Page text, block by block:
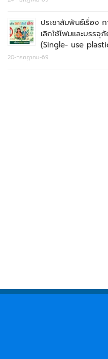
ประชาสัมพันธ์เรื่อง
เลิกใช้โฟมและบรร
(Single- use
20-กรกฎาคม-69